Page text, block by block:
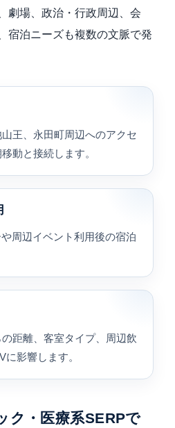
劇場、政治・行政周辺、会
宿泊ニーズも複数の文脈で発
王、永田町周辺へのアクセ
動と接続します。
周辺イベント利用後の宿泊
距離、客室タイプ、周辺飲
影響します。
ク・医療系SERPで